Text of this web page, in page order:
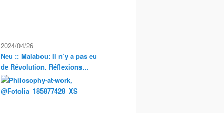
2024/04/26
Neu :: Malabou: Il n’y a pas eu
de Révolution. Réflexions
anarchistes sur la propriété et
la condition servile en France